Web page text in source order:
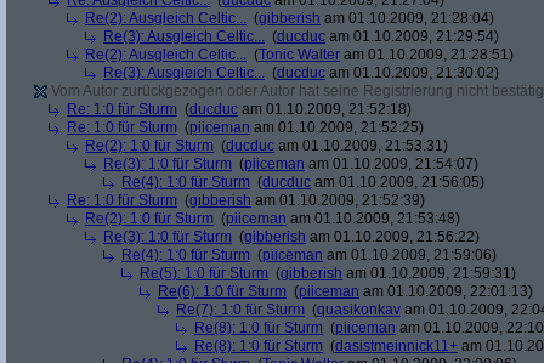
Re(2): Ausgleich Celtic... (gibberish am 01.10.2009, 21:28:04)
Re(3): Ausgleich Celtic... (ducduc am 01.10.2009, 21:29:54)
Re(2): Ausgleich Celtic... (Tonic Walter am 01.10.2009, 21:28:51)
Re(3): Ausgleich Celtic... (ducduc am 01.10.2009, 21:30:02)
Vom Autor zurückgezogen oder Autor hat seine Registrierung nicht
Re: 1:0 für Sturm (ducduc am 01.10.2009, 21:52:18)
Re: 1:0 für Sturm (piiceman am 01.10.2009, 21:52:25)
Re(2): 1:0 für Sturm (ducduc am 01.10.2009, 21:53:31)
Re(3): 1:0 für Sturm (piiceman am 01.10.2009, 21:54:07)
Re(4): 1:0 für Sturm (ducduc am 01.10.2009, 21:56:05)
Re: 1:0 für Sturm (gibberish am 01.10.2009, 21:52:39)
Re(2): 1:0 für Sturm (piiceman am 01.10.2009, 21:53:48)
Re(3): 1:0 für Sturm (gibberish am 01.10.2009, 21:56:22)
Re(4): 1:0 für Sturm (piiceman am 01.10.2009, 21:59:06)
Re(5): 1:0 für Sturm (gibberish am 01.10.2009, 21:59:31)
Re(6): 1:0 für Sturm (piiceman am 01.10.2009, 22:01:13)
Re(7): 1:0 für Sturm (quasikonkav am 01.10.2009,
Re(8): 1:0 für Sturm (piiceman am 01.10.2009,
Re(8): 1:0 für Sturm (dasistmeinnick11+ am